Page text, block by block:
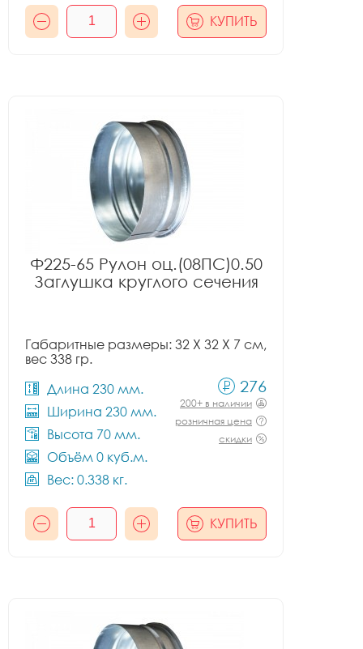
КУПИТЬ
Ф225-65 Рулон оц.(08ПС)0.50
Заглушка круглого сечения
Габаритные размеры: 32 X 32 X 7 см,
вес 338 гр.
Длина 230 мм.
Ширина 230 мм.
Высота 70 мм.
Объём 0 куб.м.
Вес: 0.338 кг.
276
200+ в наличии
розничная цена
скидки
КУПИТЬ